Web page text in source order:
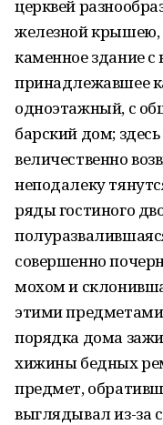
церквей
железной крышею,
каменное здание
принадлежавшее
одноэтажный, с
барский дом;
величественно
неподалеку
ряды гостиного
совершенно
мохом и
этими предметами
порядка дома
хижины бедных
предмет,
выглядывал из-за